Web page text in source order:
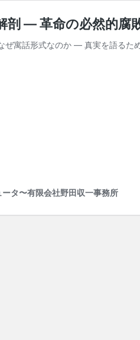
剖 ― 革命の必然的腐
ぜ寓話形式なのか ― 真実を語るた
タ〜有限会社野田収一事務所